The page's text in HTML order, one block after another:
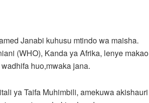
Janabi kuhusu mtindo wa maisha.
(WHO), Kanda ya Afrika, lenye makao
huo,mwaka jana.
ya Taifa Muhimbili, amekuwa akishauri